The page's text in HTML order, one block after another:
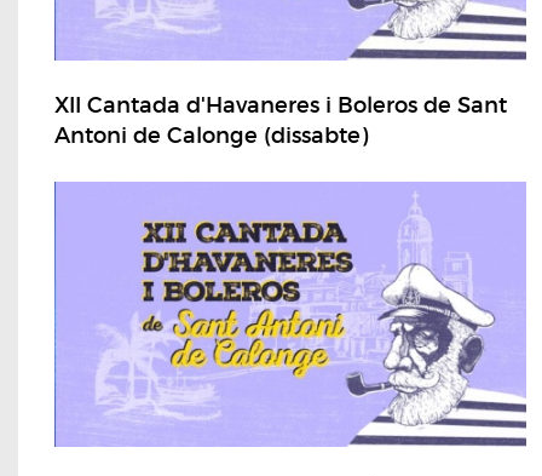
XII Cantada d'Havaneres i Boleros de Sant
Antoni de Calonge (dissabte)